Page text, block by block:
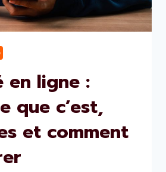
en ligne :
que c’est,
et comment